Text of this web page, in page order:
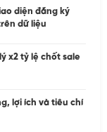
diện đăng ký
dữ liệu
x2 tỷ lệ chốt sale
lợi ích và tiêu chí